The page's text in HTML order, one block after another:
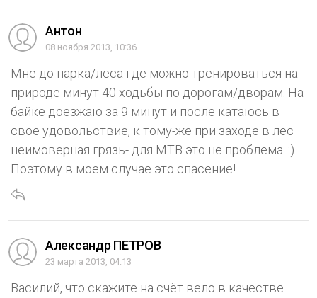
Антон
08 ноября 2013, 10:36
Мне до парка/леса где можно тренироваться на
природе минут 40 ходьбы по дорогам/дворам. На
байке доезжаю за 9 минут и после катаюсь в
свое удовольствие, к тому-же при заходе в лес
неимоверная грязь- для МТВ это не проблема. :)
Поэтому в моем случае это спасение!
Александр ПЕТРОВ
23 марта 2013, 04:13
Василий, что скажите на счёт вело в качестве